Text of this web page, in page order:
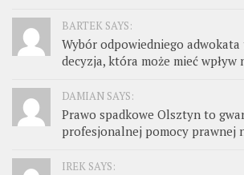
BARTEK SAYS:
Wybór odpowiedniego
decyzja, która może mieć wpływ
DAMIAN SAYS:
Prawo spadkowe Olsztyn to
profesjonalnej pomocy prawnej
IREK SAYS: